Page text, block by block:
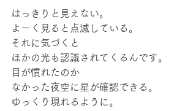
はっきりと見えない。
よーく見ると点滅している。
それに気づくと
ほかの光も認識されてくるんです。
目が慣れたのか
なかった夜空に星が確認できる。
ゆっくり現れるように。